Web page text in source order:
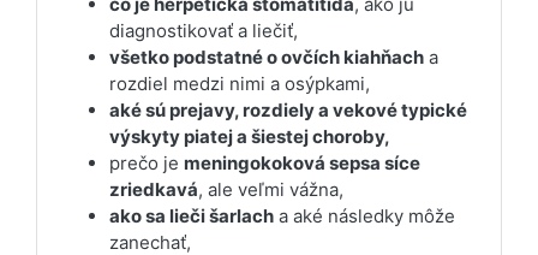
diagnostikovať a liečiť,
všetko podstatné o ovčích kiahňach a
rozdiel medzi nimi a osýpkami,
aké sú prejavy, rozdiely a vekové typické
výskyty piatej a šiestej choroby,
prečo je meningokoková sepsa síce
zriedkavá, ale veľmi vážna,
ako sa lieči šarlach a aké následky môže
zanechať,